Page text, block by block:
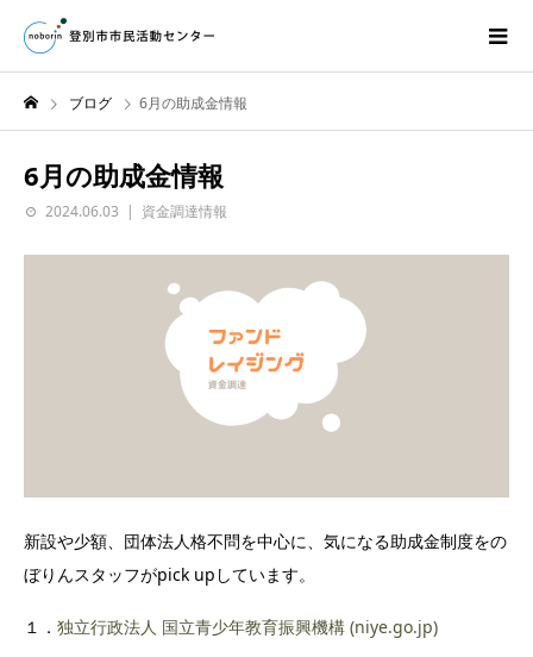
ブログ 6月の助成金情報
6月の助成金情報
2024.06.03 資金調達情報
新設や少額、団体法人格不問を中心に、気になる助成金制度をの
ぼりんスタッフがpick upしています。
１． 独立行政法人 国立青少年教育振興機構 (niye.go.jp)